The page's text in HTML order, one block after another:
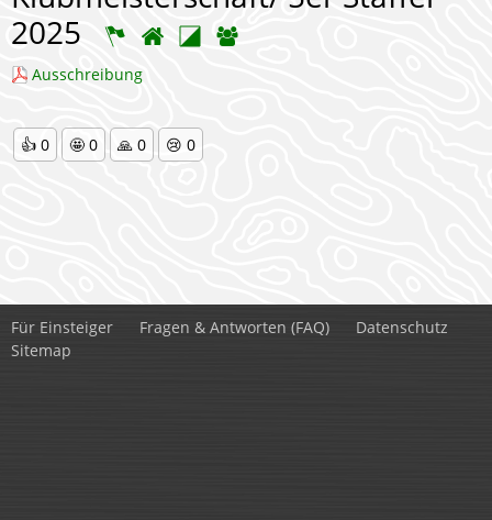
2025
Ausschreibung
👍 0 🤩 0 🙏 0 😢 0
Für Einsteiger Fragen & Antworten (FAQ)
Datenschutz
Sitemap